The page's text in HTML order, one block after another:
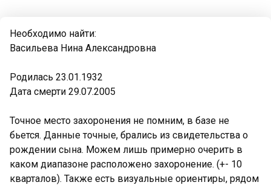
Необходимо найти:
Васильева Нина Александровна
Родилась 23.01.1932
Дата смерти 29.07.2005
Точное место захоронения не помним, в базе не
бьется. Данные точные, брались из свидетельства о
рождении сына. Можем лишь примерно очерить в
каком диапазоне расположено захоронение. (+- 10
кварталов). Также есть визуальные ориентиры, рядом